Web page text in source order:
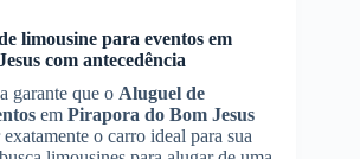
limousine para eventos em
com antecedência
garante que o Aluguel de
em Pirapora do Bom Jesus
o carro ideal para sua